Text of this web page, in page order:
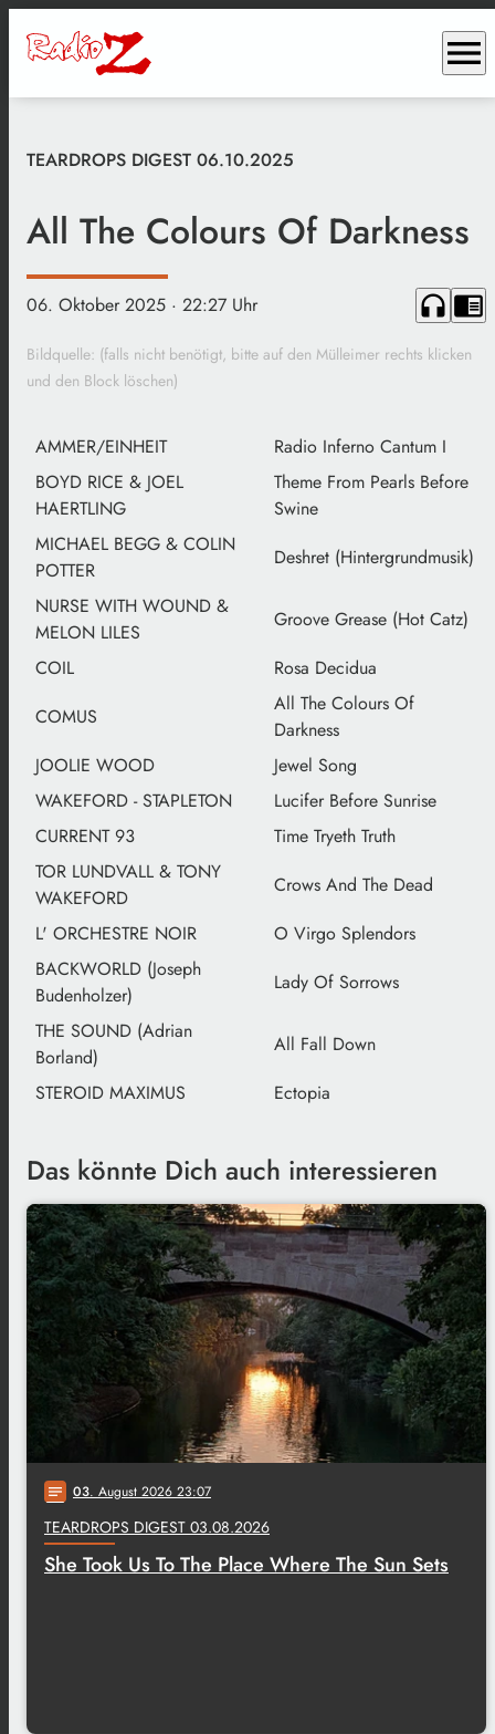
menu
TEARDROPS DIGEST 06.10.2025
All The Colours Of Darkness
06. Oktober 2025 · 22:27 Uhr headphones chrome_reader_mode
Bildquelle: (falls nicht benötigt, bitte auf den Mülleimer rechts klicken
und den Block löschen)
AMMER/EINHEIT
Radio Inferno Cantum I
BOYD RICE & JOEL
HAERTLING
Theme From Pearls Before
Swine
MICHAEL BEGG & COLIN
POTTER
Deshret (Hintergrundmusik)
NURSE WITH WOUND &
MELON LILES
Groove Grease (Hot Catz)
COIL
Rosa Decidua
COMUS
All The Colours Of
Darkness
JOOLIE WOOD
Jewel Song
WAKEFORD - STAPLETON
Lucifer Before Sunrise
CURRENT 93
Time Tryeth Truth
TOR LUNDVALL & TONY
WAKEFORD
Crows And The Dead
L' ORCHESTRE NOIR
O Virgo Splendors
BACKWORLD (Joseph
Budenholzer)
Lady Of Sorrows
THE SOUND (Adrian
Borland)
All Fall Down
STEROID MAXIMUS
Ectopia
Das könnte Dich auch interessieren
notes 03. August 2026 23:07
TEARDROPS DIGEST 03.08.2026
She Took Us To The Place Where The Sun Sets